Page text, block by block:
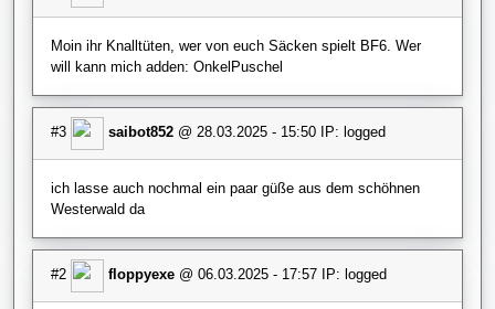
Moin ihr Knalltüten, wer von euch Säcken spielt BF6. Wer
will kann mich adden: OnkelPuschel
#3 saibot852 @ 28.03.2025 - 15:50 IP: logged
ich lasse auch nochmal ein paar güße aus dem schöhnen
Westerwald da
#2 floppyexe @ 06.03.2025 - 17:57 IP: logged